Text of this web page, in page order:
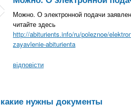
Можно. О электронной подачи
читайте здесь
http://abiturients.info/ru/poleznoe/
zayavlenie-abiturienta
відповісти
какие нужны документы